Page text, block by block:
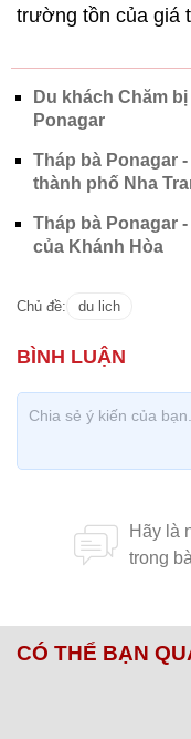
trường tồn của giá
Du khách Chăm
Ponagar
Tháp bà Ponagar
thành phố Nha
Tháp bà Ponagar
của Khánh Hòa
Chủ đề: du lich
CÓ THỂ BẠN